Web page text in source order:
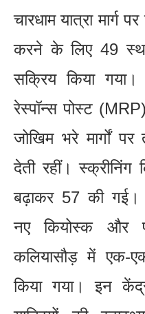
चारधाम यात्रा मार्ग
करने के लिए 49
सक्रिय किया
रेस्पॉन्स पोस्ट
जोखिम भरे मार्गों पर
देती रहीं।
बढ़ाकर 57 की गई।
नए कियोस्क और
कलियासौड़ में एक-
किया गया। इन